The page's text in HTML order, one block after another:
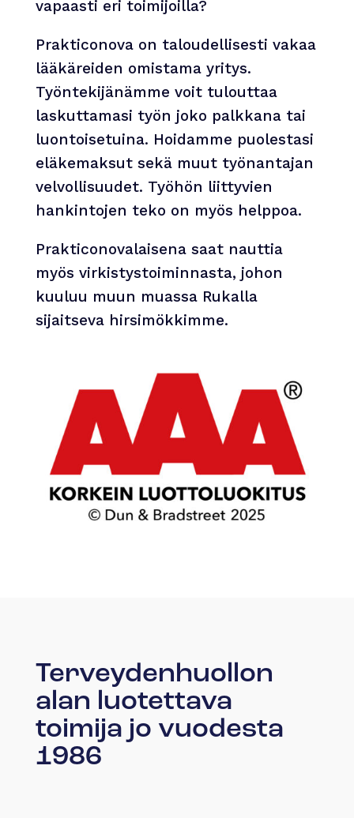
vapaasti eri toimijoilla?
Prakticonova on taloudellisesti vakaa
lääkäreiden omistama yritys.
Työntekijänämme voit tulouttaa
laskuttamasi työn joko palkkana tai
luontoisetuina. Hoidamme puolestasi
eläkemaksut sekä muut työnantajan
velvollisuudet. Työhön liittyvien
hankintojen teko on myös helppoa.
Prakticonovalaisena saat nauttia
myös virkistystoiminnasta, johon
kuuluu muun muassa Rukalla
sijaitseva hirsimökkimme.
Terveydenhuollon
alan luotettava
toimija jo vuodesta
1986